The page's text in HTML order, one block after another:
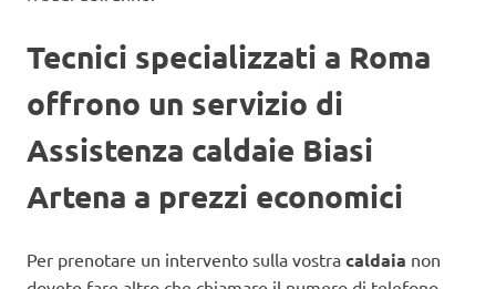
Tecnici specializzati a Roma
offrono un servizio di
Assistenza caldaie Biasi
Artena a prezzi economici
Per prenotare un intervento sulla vostra caldaia non